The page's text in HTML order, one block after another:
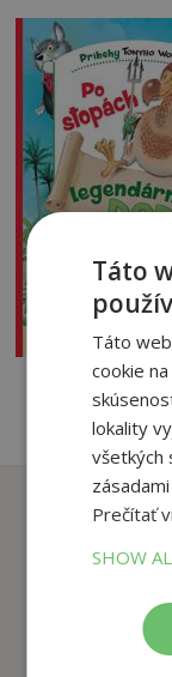
Táto
Táto
cookie
lokality
všetkých
Prečítať
SHOW